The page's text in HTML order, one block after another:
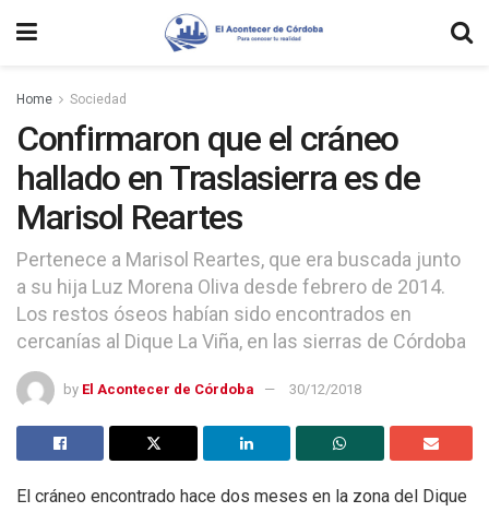
Home Sociedad
Confirmaron que el cráneo
hallado en Traslasierra es de
Marisol Reartes
Pertenece a Marisol Reartes, que era buscada junto
a su hija Luz Morena Oliva desde febrero de 2014.
Los restos óseos habían sido encontrados en
cercanías al Dique La Viña, en las sierras de Córdoba
by El Acontecer de Córdoba 30/12/2018
El cráneo encontrado hace dos meses en la zona del Dique